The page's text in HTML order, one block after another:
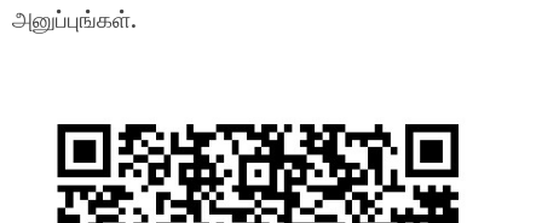
அனுப்புங்கள்.